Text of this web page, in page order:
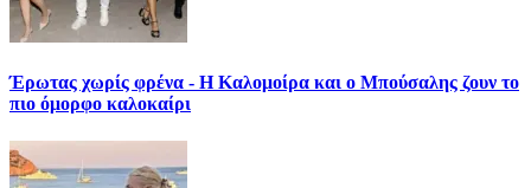
Έρωτας χωρίς φρένα - Η Καλομοίρα και ο Μπούσαλης ζουν το
πιο όμορφο καλοκαίρι